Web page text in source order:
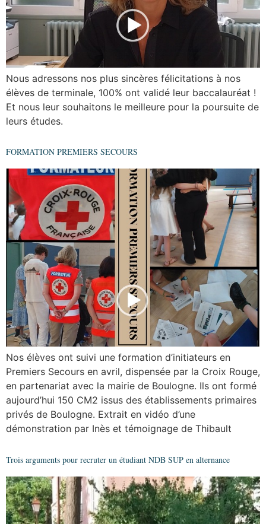
Nous adressons nos plus sincères félicitations à nos
élèves de terminale, 100% ont validé leur baccalauréat !
Et nous leur souhaitons le meilleure pour la poursuite de
leurs études.
FORMATION PREMIERS SECOURS
Nos élèves ont suivi une formation d’initiateurs en
Premiers Secours en avril, dispensée par la Croix Rouge,
en partenariat avec la mairie de Boulogne. Ils ont formé
aujourd’hui 150 CM2 issus des établissements primaires
privés de Boulogne. Extrait en vidéo d’une
démonstration par Inès et témoignage de Thibault
Trois arguments pour recruter un étudiant NDB SUP en alternance